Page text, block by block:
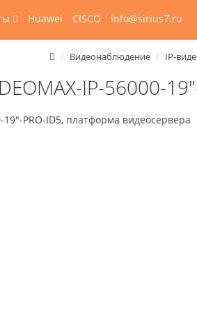
Huawei CISCO info@sirius7.ru
Видеонаблюдение IP-
IP-56000-